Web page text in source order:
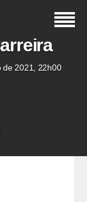
de 2021, 22h00